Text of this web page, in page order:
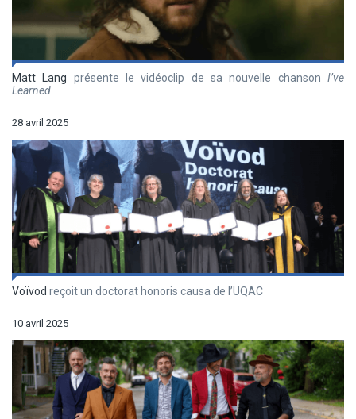
Matt Lang présente le vidéoclip de sa nouvelle chansonI’ve
Learned
28 avril 2025
Voïvod reçoit un doctorat honoris causa de l’UQAC
10 avril 2025